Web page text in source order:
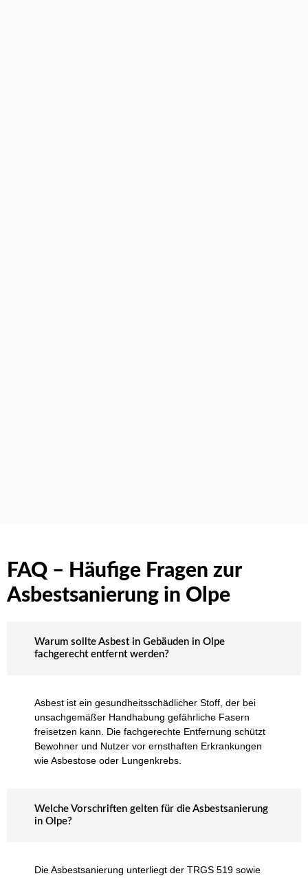
FAQ – Häufige Fragen zur
Asbestsanierung in Olpe
Warum sollte Asbest in Gebäuden in Olpe
fachgerecht entfernt werden?
Asbest ist ein gesundheitsschädlicher Stoff, der bei
unsachgemäßer Handhabung gefährliche Fasern
freisetzen kann. Die fachgerechte Entfernung schützt
Bewohner und Nutzer vor ernsthaften Erkrankungen
wie Asbestose oder Lungenkrebs.
Welche Vorschriften gelten für die Asbestsanierung
in Olpe?
Die Asbestsanierung unterliegt der TRGS 519 sowie